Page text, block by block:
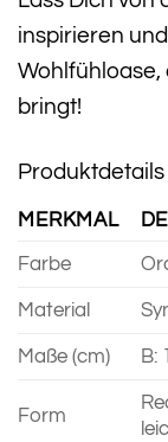
inspirieren
Wohlfühloase,
bringt!
MERKMAL
Farbe
Material
Maße (cm) B:
Form